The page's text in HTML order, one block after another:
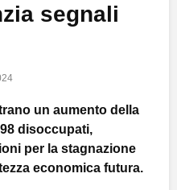
segnali
un aumento della
disoccupati,
per la stagnazione
economica futura.